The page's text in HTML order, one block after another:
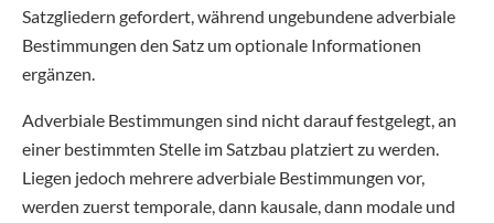
Satzgliedern gefordert, während ungebundene adverbiale
Bestimmungen den Satz um optionale Informationen
ergänzen.
Adverbiale Bestimmungen sind nicht darauf festgelegt, an
einer bestimmten Stelle im Satzbau platziert zu werden.
Liegen jedoch mehrere adverbiale Bestimmungen vor,
werden zuerst temporale, dann kausale, dann modale und